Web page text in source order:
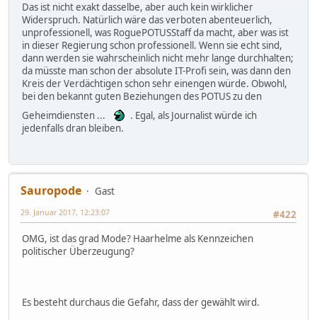
Das ist nicht exakt dasselbe, aber auch kein wirklicher
Widerspruch. Natürlich wäre das verboten abenteuerlich,
unprofessionell, was RoguePOTUSStaff da macht, aber was ist
in dieser Regierung schon professionell. Wenn sie echt sind,
dann werden sie wahrscheinlich nicht mehr lange durchhalten;
da müsste man schon der absolute IT-Profi sein, was dann den
Kreis der Verdächtigen schon sehr einengen würde. Obwohl,
bei den bekannt guten Beziehungen des POTUS zu den
Geheimdiensten ...
. Egal, als Journalist würde ich
jedenfalls dran bleiben.
Sauropode
Gast
#422
29. Januar 2017, 12:23:07
OMG, ist das grad Mode? Haarhelme als Kennzeichen
politischer Überzeugung?
Es besteht durchaus die Gefahr, dass der gewählt wird.